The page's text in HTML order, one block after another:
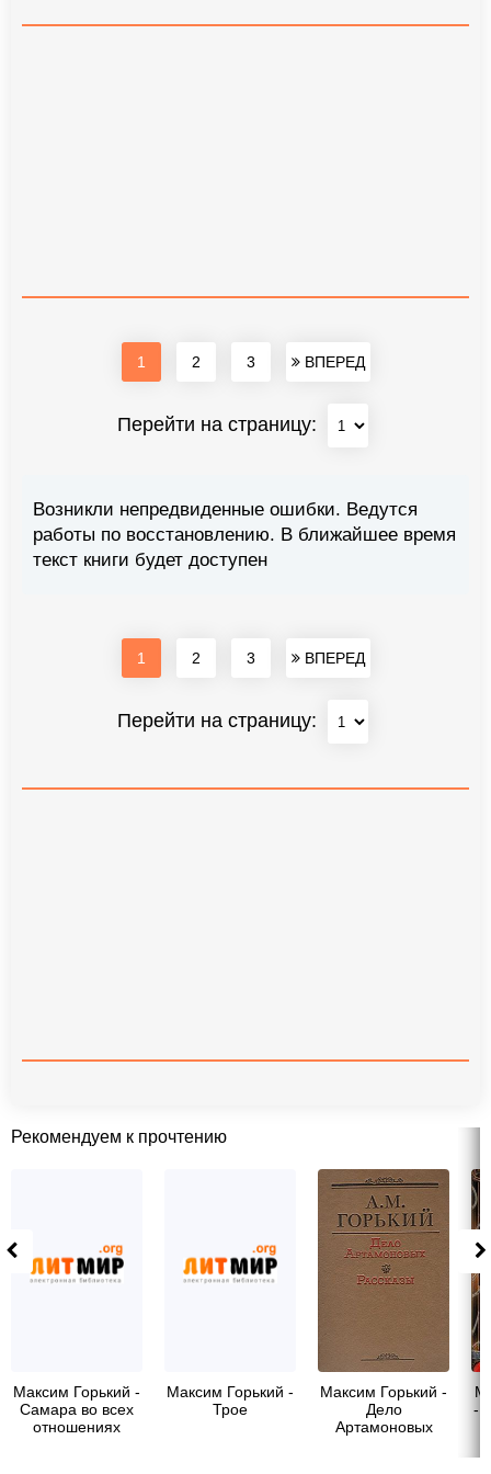
1 2 3 ВПЕРЕД
Перейти на страницу:
Возникли непредвиденные ошибки. Ведутся
работы по восстановлению. В ближайшее время
текст книги будет доступен
1 2 3 ВПЕРЕД
Перейти на страницу:
Рекомендуем к прочтению
Максим Горький -
Самара во всех
отношениях
Максим Горький -
Трое
Максим Горький -
Дело
Артамоновых
-